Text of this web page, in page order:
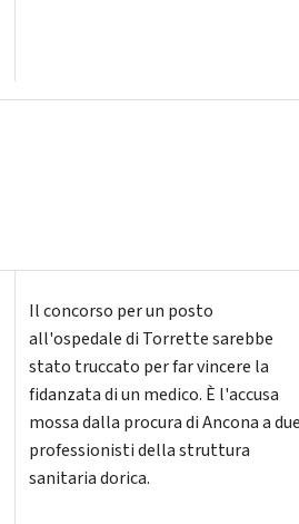
Il concorso per un posto
all'ospedale di Torrette sarebbe
stato truccato per far vincere la
fidanzata di un medico. È l'accusa
mossa dalla procura di Ancona a due
professionisti della struttura
sanitaria dorica.